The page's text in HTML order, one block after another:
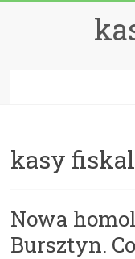
kasy
Nowa
Bursztyn.